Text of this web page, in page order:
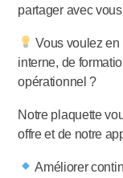
partager avec vous
Vous voulez
interne, de
opérationnel ?
Notre plaquette
offre et de notre
Améliorer